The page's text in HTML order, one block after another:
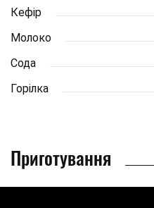
Кефір
Молоко
Сода
Горілка
Приготування